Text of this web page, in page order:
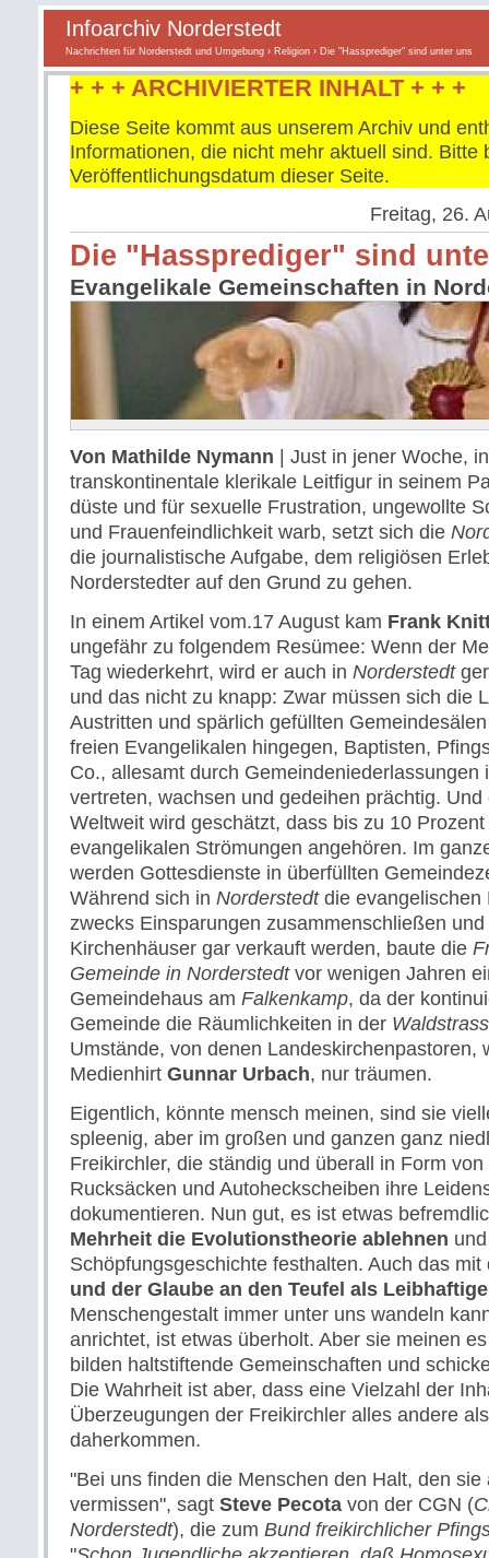
Infoarchiv Norderstedt
Nachrichten für Norderstedt und Umgebung › Religion › Die "Hassprediger" sind unter uns
+ + + ARCHIVIERTER INHALT + + +
Diese Seite kommt aus unserem Archiv und
Informationen, die nicht mehr aktuell sind. Bitte
Veröffentlichungsdatum dieser Seite.
Freitag, 26.
Die "Hassprediger" sind
Evangelikale Gemeinschaften in
Von Mathilde Nymann | Just in jener Woche,
transkontinentale klerikale Leitfigur in seinem
düste und für sexuelle Frustration, ungewollte
und Frauenfeindlichkeit warb, setzt sich die
die journalistische Aufgabe, dem religiösen
Norderstedter auf den Grund zu gehen.
In einem Artikel vom.17 August kam Frank
ungefähr zu folgendem Resümee: Wenn der
Tag wiederkehrt, wird er auch in Norderstedt
und das nicht zu knapp: Zwar müssen sich die
Austritten und spärlich gefüllten
freien Evangelikalen hingegen, Baptisten,
Co., allesamt durch Gemeindeniederlassungen
vertreten, wachsen und gedeihen prächtig.
Weltweit wird geschätzt, dass bis zu 10
evangelikalen Strömungen angehören. Im
werden Gottesdienste in überfüllten
Während sich in Norderstedtdie evangelischen
zwecks Einsparungen zusammenschließen
Kirchenhäuser gar verkauft werden, baute die
Gemeinde in Norderstedtvor wenigen Jahren
Gemeindehaus am Falkenkamp, da der
Gemeinde die Räumlichkeiten in der
Umstände, von denen Landeskirchenpastoren,
Medienhirt Gunnar Urbach, nur träumen.
Eigentlich, könnte mensch meinen, sind sie
spleenig, aber im großen und ganzen ganz
Freikirchler, die ständig und überall in Form
Rucksäcken und Autoheckscheiben ihre
dokumentieren. Nun gut, es ist etwas
Mehrheit die Evolutionstheorie ablehnen
Schöpfungsgeschichte festhalten. Auch das
und der Glaube an den Teufel als
Menschengestalt immer unter uns wandeln
anrichtet, ist etwas überholt. Aber sie meinen
bilden haltstiftende Gemeinschaften und
Die Wahrheit ist aber, dass eine Vielzahl der
Überzeugungen der Freikirchler alles andere
daherkommen.
"Bei uns finden die Menschen den Halt, den sie
vermissen", sagt Steve Pecota von der CGN (
Norderstedt), die zum Bund freikirchlicher